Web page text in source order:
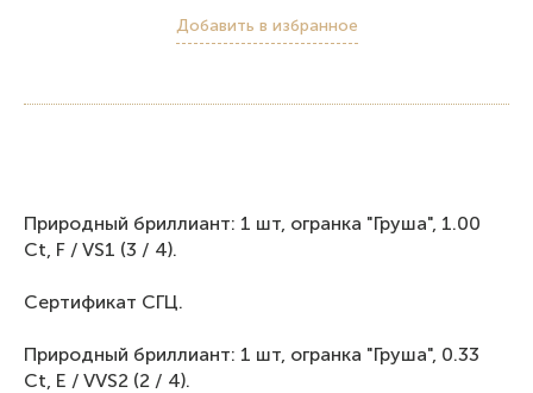
Добавить в избранное
Природный бриллиант: 1 шт, огранка "Груша", 1.00
Ct, F / VS1 (3 / 4).
Сертификат СГЦ.
Природный бриллиант: 1 шт, огранка "Груша", 0.33
Ct, E / VVS2 (2 / 4).